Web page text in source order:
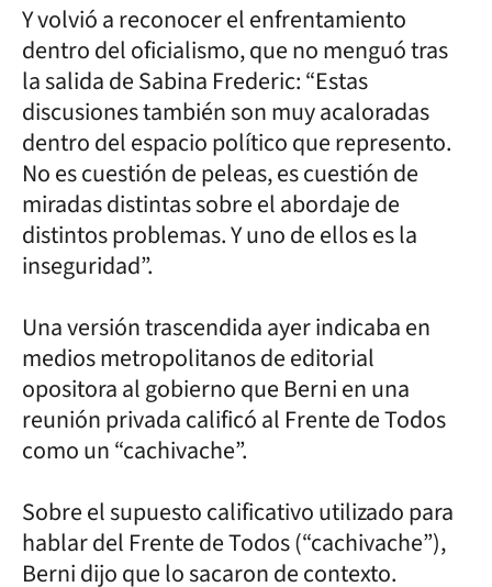
Y volvió a reconocer el enfrentamiento
dentro del oficialismo, que no menguó tras
la salida de Sabina Frederic: “Estas
discusiones también son muy acaloradas
dentro del espacio político que represento.
No es cuestión de peleas, es cuestión de
miradas distintas sobre el abordaje de
distintos problemas. Y uno de ellos es la
inseguridad”.
Una versión trascendida ayer indicaba en
medios metropolitanos de editorial
opositora al gobierno que Berni en una
reunión privada calificó al Frente de Todos
como un “cachivache”.
Sobre el supuesto calificativo utilizado para
hablar del Frente de Todos (“cachivache”),
Berni dijo que lo sacaron de contexto.